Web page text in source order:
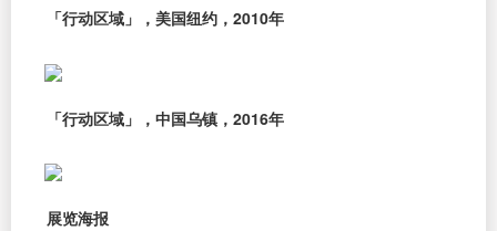
「行动区域」，美国纽约，2010年
「行动区域」，中国乌镇，2016年
展览海报